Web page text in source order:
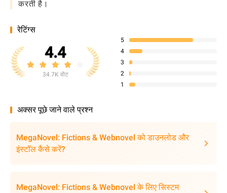
करती है।
रेटिंग्स
4.4
34.7K वोट
5
4
3
2
1
अक्सर पूछे जाने वाले प्रश्न
MegaNovel: Fictions & Webnovel को डाउनलोड और
इंस्टॉल कैसे करें?
MegaNovel: Fictions & Webnovel के लिए सिस्टम